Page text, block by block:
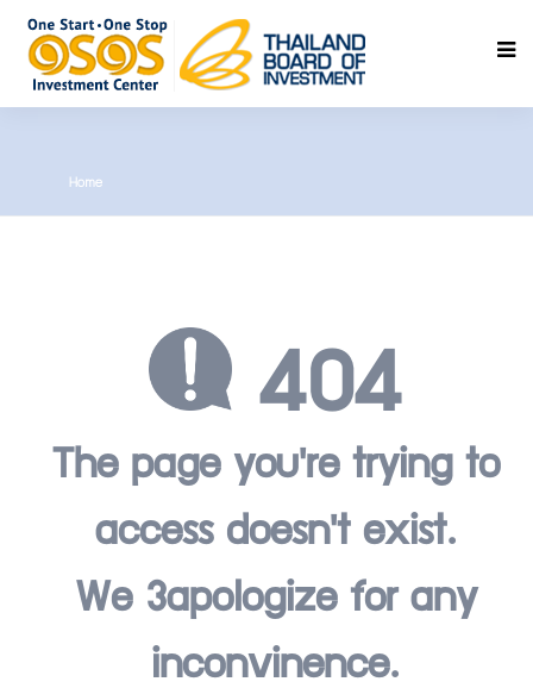
Home
404
The page you're trying to
access doesn't exist.
We 3apologize for any
inconvinence.